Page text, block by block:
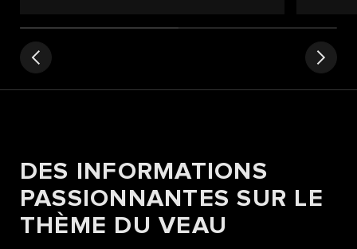
DES INFORMATIONS
PASSIONNANTES SUR LE
THÈME DU VEAU